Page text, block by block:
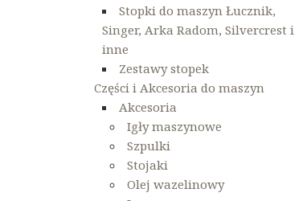
Stopki do maszyn Łucznik,
Singer, Arka Radom, Silvercrest i
inne
Zestawy stopek
Części i Akcesoria do maszyn
Akcesoria
Igły maszynowe
Szpulki
Stojaki
Olej wazelinowy